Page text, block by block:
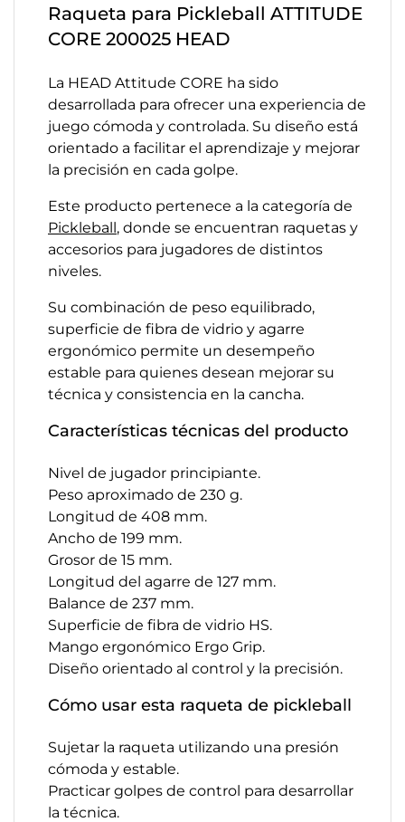
Raqueta para Pickleball ATTITUDE
CORE 200025 HEAD
La HEAD Attitude CORE ha sido
desarrollada para ofrecer una experiencia de
juego cómoda y controlada. Su diseño está
orientado a facilitar el aprendizaje y mejorar
la precisión en cada golpe.
Este producto pertenece a la categoría de
Pickleball, donde se encuentran raquetas y
accesorios para jugadores de distintos
niveles.
Su combinación de peso equilibrado,
superficie de fibra de vidrio y agarre
ergonómico permite un desempeño
estable para quienes desean mejorar su
técnica y consistencia en la cancha.
Características técnicas del producto
Nivel de jugador principiante.
Peso aproximado de 230 g.
Longitud de 408 mm.
Ancho de 199 mm.
Grosor de 15 mm.
Longitud del agarre de 127 mm.
Balance de 237 mm.
Superficie de fibra de vidrio HS.
Mango ergonómico Ergo Grip.
Diseño orientado al control y la precisión.
Cómo usar esta raqueta de pickleball
Sujetar la raqueta utilizando una presión
cómoda y estable.
Practicar golpes de control para desarrollar
la técnica.